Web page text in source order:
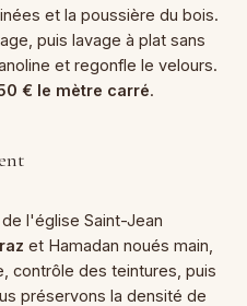
et la poussière du bois.
puis lavage à plat sans
et regonfle le velours.
€ le mètre carré.
l'église Saint-Jean
et Hamadan noués main,
contrôle des teintures, puis
préservons la densité de